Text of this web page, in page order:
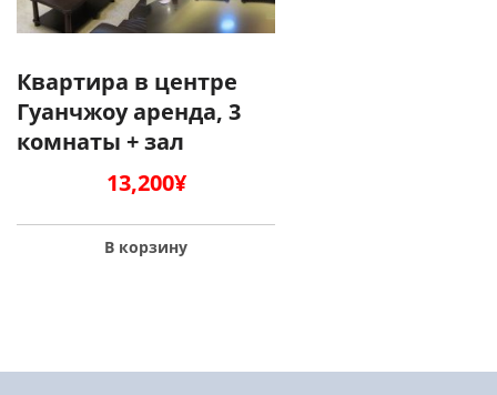
Квартира в центре
Гуанчжоу аренда, 3
комнаты + зал
13,200¥
В корзину